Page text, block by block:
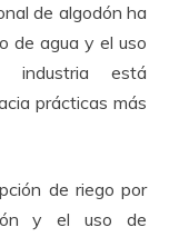
de algodón ha
de agua y el uso
industria está
prácticas más
de riego por
y el uso de